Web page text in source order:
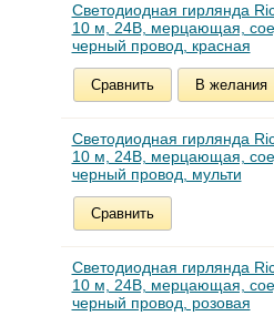
Светодиодная гирлянда
10 м, 24В, мерцающая,
черный провод, красная
Сравнить В желания
Светодиодная гирлянда
10 м, 24В, мерцающая,
черный провод, мульти
Сравнить
Светодиодная гирлянда
10 м, 24В, мерцающая,
черный провод, розовая